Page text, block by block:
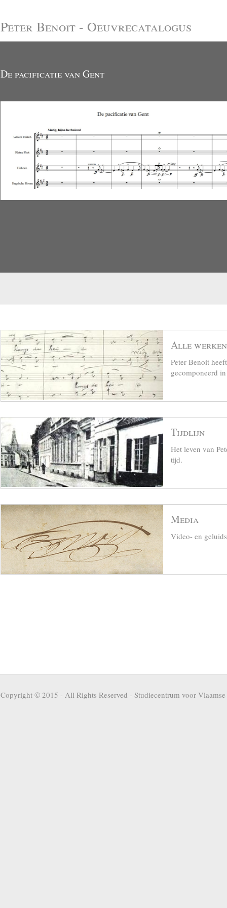
Peter Benoit - Oeuvrecatalogus
De pacificatie van Gent
Alle werken
Peter Benoit
gecomponeerd
Tijdlijn
Het leven van
tijd.
Media
Video- en
Copyright © 2015 - All Rights Reserved - Studiecentrum voor